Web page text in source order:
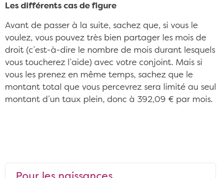
Les différents cas de figure
Avant de passer à la suite, sachez que, si vous le
voulez, vous pouvez très bien partager les mois de
droit (c’est-à-dire le nombre de mois durant lesquels
vous toucherez l’aide) avec votre conjoint. Mais si
vous les prenez en même temps, sachez que le
montant total que vous percevrez sera limité au seul
montant d’un taux plein, donc à 392,09 € par mois.